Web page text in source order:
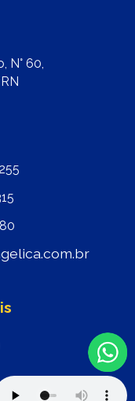
N° 60,